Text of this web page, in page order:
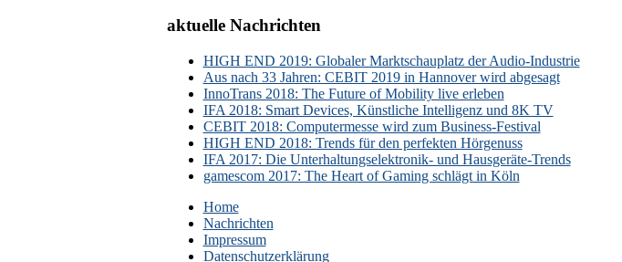
aktuelle Nachrichten
HIGH END 2019: Globaler Marktschauplatz der Audio-Industrie
Aus nach 33 Jahren: CEBIT 2019 in Hannover wird abgesagt
InnoTrans 2018: The Future of Mobility live erleben
IFA 2018: Smart Devices, Künstliche Intelligenz und 8K TV
CEBIT 2018: Computermesse wird zum Business-Festival
HIGH END 2018: Trends für den perfekten Hörgenuss
IFA 2017: Die Unterhaltungselektronik- und Hausgeräte-Trends
gamescom 2017: The Heart of Gaming schlägt in Köln
Home
Nachrichten
Impressum
Datenschutzerklärung